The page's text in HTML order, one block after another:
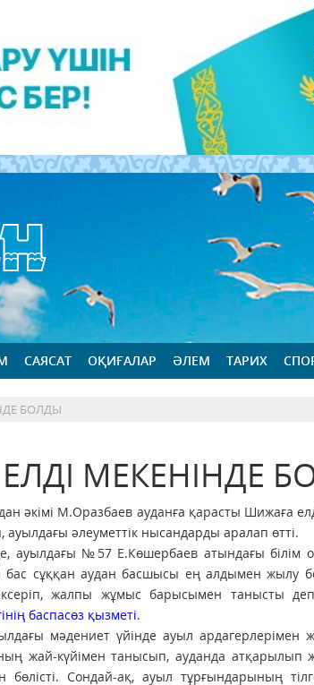
САЯСАТ ОҚИҒАЛАР ӘЛЕМ ТАРИХ
БОЛДЫ
МЕКЕНІНДЕ
әкімі М.Оразбаев ауданға қарасты Шижаға
әлеуметтік нысандарды аралап өтті.
ауылдағы №57 Е.Көшербаев атындағы білім
бас сұққан аудан басшысы ең алдымен жылу
жалпы жұмыс барысымен танысты
баспасөз қызметі.
мәдениет үйінде ауыл ардагерлерімен
жай-күйімен танысып, ауданда атқарылып
бөлісті. Сондай-ақ, ауыл тұрғындарының